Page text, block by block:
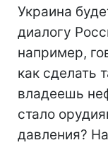
Украина
диалогу
например,
как сделать
владеешь
стало
давления?